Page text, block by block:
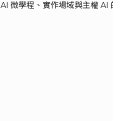
AI 微學程、實作場域與主權 AI